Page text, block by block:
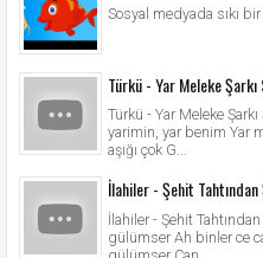
Sosyal medyada sıkı bir
Türkü - Yar Meleke
Türkü - Yar Meleke
yarimin, yar benim Yar
aşığı çok G...
İlahiler - Şehit
İlahiler - Şehit
gülümser Ah binler ce